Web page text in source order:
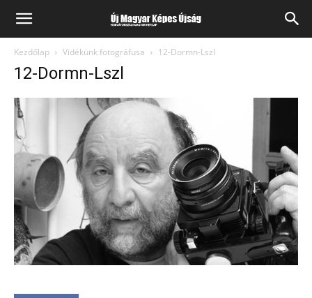
Kezdőlap Vidékünk fotográfusa 12-Dormn-Lszl
12-Dormn-Lszl